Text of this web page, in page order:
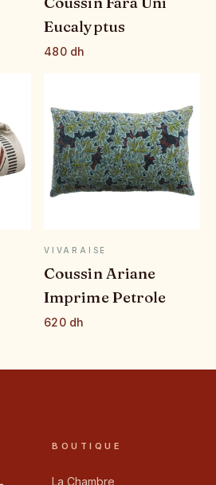
Eucalyptus
480 dh
APERÇU RAPIDE
VIVARAISE
Coussin Ariane
Imprime Petrole
620 dh
BOUTIQUE
La Chambre